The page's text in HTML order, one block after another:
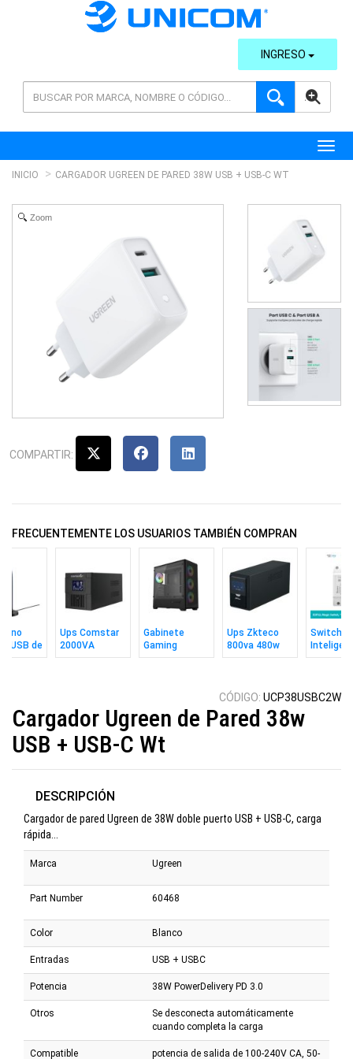
AVANZADA
INGRESO
INICIO CARGADOR UGREEN DE PARED 38W USB + USB-C WT
Zoom
COMPARTIR:
FRECUENTEMENTE LOS USUARIOS TAMBIÉN COMPRAN
USB de
Ups Comstar
2000VA
1200W 220v
Gabinete
Gaming
Perseo 365
Ups Zkteco
800va 480w
220v-240v
Switch
Sonoff
CÓDIGO: UCP38USBC2W
Cargador Ugreen de Pared 38w
USB + USB-C Wt
DESCRIPCIÓN
Cargador de pared Ugreen de 38W doble puerto USB + USB-C, carga
rápida...
Marca Ugreen
Part Number 60468
Color Blanco
Entradas USB + USBC
Potencia 38W PowerDelivery PD 3.0
Otros
Se desconecta automáticamente
cuando completa la carga
Compatible potencia de salida de 100-240V CA, 50-